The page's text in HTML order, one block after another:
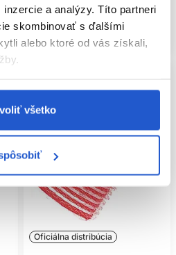
a analýzy. Títo partneri
skombinovať s ďalšími
alebo ktoré od vás získali,
všetko
Mám záujem
Oficiálna distribúcia